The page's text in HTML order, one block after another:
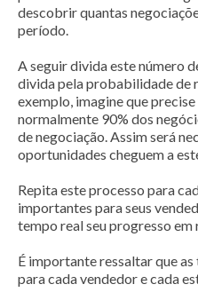
descobrir quantas
período.
A seguir divida este número
divida pela probabilidade de
exemplo, imagine que
normalmente 90% dos
de negociação. Assim será
oportunidades cheguem a
Repita este processo para
importantes para seus
tempo real seu progresso em
É importante ressaltar que
para cada vendedor e cada